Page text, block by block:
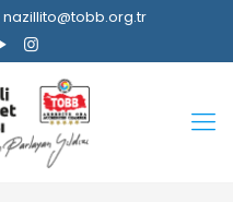
nazillito@tobb.org.tr